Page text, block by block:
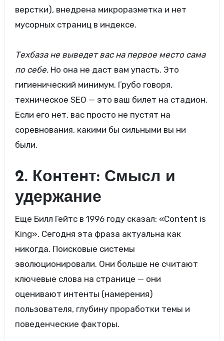
верстки), внедрена микроразметка и нет
мусорных страниц в индексе.
Техбаза не выведет вас на первое место сама
по себе.Но она не даст вам упасть. Это
гигиенический минимум. Грубо говоря,
техническое SEO — это ваш билет на стадион.
Если его нет, вас просто не пустят на
соревнования, какими бы сильными вы ни
были.
2. Контент: Смысл и
удержание
Еще Билл Гейтс в 1996 году сказал: «Content is
King». Сегодня эта фраза актуальна как
никогда. Поисковые системы
эволюционировали. Они больше не считают
ключевые слова на странице — они
оценивают интенты (намерения)
пользователя, глубину проработки темы и
поведенческие факторы.